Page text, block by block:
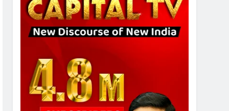
8
चुनाव से पहले लालू परिवार पर बड़ा
घोटाले में आरोप तय किए
1
SRN अस्पताल का नाम अमर
शहीद ठाकुर रोशन सिंह के नाम पर